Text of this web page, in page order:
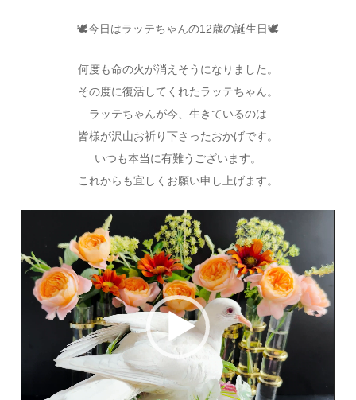
🕊今日はラッテちゃんの12歳の誕生日🕊
何度も命の火が消えそうになりました。
その度に復活してくれたラッテちゃん。
ラッテちゃんが今、生きているのは
皆様が沢山お祈り下さったおかげです。
いつも本当に有難うございます。
これからも宜しくお願い申し上げます。
ー
ヤ
ー